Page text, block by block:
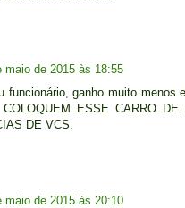
maio de 2015 às 18:55
funcionário, ganho muito menos
ESSE CARRO
DE VCS.
maio de 2015 às 20:10